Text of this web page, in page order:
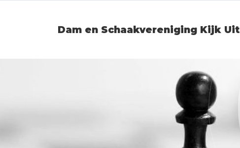
Dam en Schaakvereniging Kijk Uit